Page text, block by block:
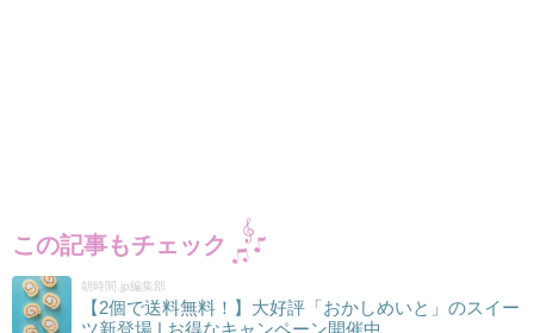
この記事もチェック
朝時間.jp編集部
【2個で送料無料！】大好評「おかしめいと」のスイー
ツ新登場 | お得なキャンペーン開催中